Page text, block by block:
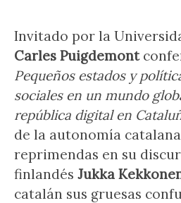
Invitado por la
Carles Puigdemont
Pequeños estados y
sociales en un mundo
república digital en
de la autonomía
reprimendas en su
finlandés Jukka
catalán sus gruesas